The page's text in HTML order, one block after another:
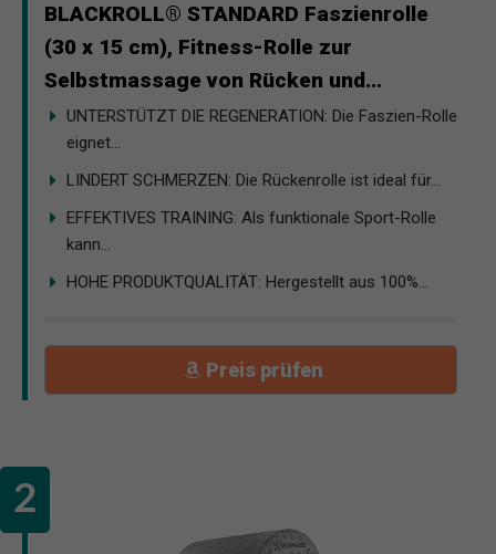
BLACKROLL® STANDARD Faszienrolle
(30 x 15 cm), Fitness-Rolle zur
Selbstmassage von Rücken und...
UNTERSTÜTZT DIE REGENERATION: Die Faszien-Rolle
eignet...
LINDERT SCHMERZEN: Die Rückenrolle ist ideal für...
EFFEKTIVES TRAINING: Als funktionale Sport-Rolle
kann...
HOHE PRODUKTQUALITÄT: Hergestellt aus 100%...
Preis prüfen